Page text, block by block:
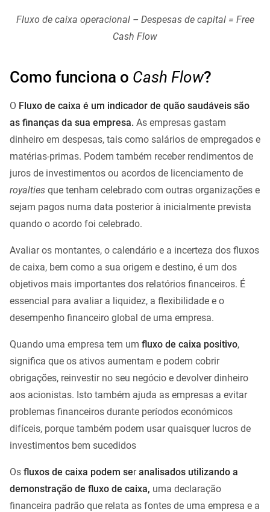
Fluxo de caixa operacional – Despesas de capital = Free
Cash Flow
Como funciona o Cash Flow?
O Fluxo de caixa é um indicador de quão saudáveis são
as finanças da sua empresa. As empresas gastam
dinheiro em despesas, tais como salários de empregados e
matérias-primas. Podem também receber rendimentos de
juros de investimentos ou acordos de licenciamento de
royalties que tenham celebrado com outras organizações e
sejam pagos numa data posterior à inicialmente prevista
quando o acordo foi celebrado.
Avaliar os montantes, o calendário e a incerteza dos fluxos
de caixa, bem como a sua origem e destino, é um dos
objetivos mais importantes dos relatórios financeiros. É
essencial para avaliar a liquidez, a flexibilidade e o
desempenho financeiro global de uma empresa.
Quando uma empresa tem um fluxo de caixa positivo,
significa que os ativos aumentam e podem cobrir
obrigações, reinvestir no seu negócio e devolver dinheiro
aos acionistas. Isto também ajuda as empresas a evitar
problemas financeiros durante períodos económicos
difíceis, porque também podem usar quaisquer lucros de
investimentos bem sucedidos
Os fluxos de caixa podem seranalisados utilizando a
demonstração de fluxo de caixa, uma declaração
financeira padrão que relata as fontes de uma empresa e a